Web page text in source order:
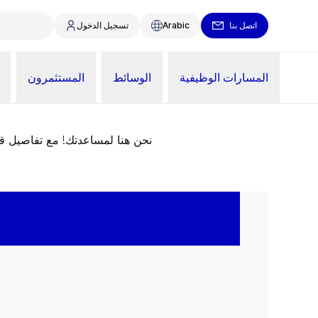
تسجيل الدخول Arabic اتصل بنا
المستثمرون الوسائط المسارات الوظيفية
نحن هنا لمساعدتك! مع